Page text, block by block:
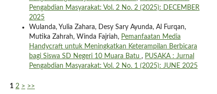
Pengabdian Masyarakat: Vol. 2 No. 2 (2025): DECEMBER
2025
Wulanda, Yulia Zahara, Desy Sary Ayunda, Al Furqan,
Mutika Zahrah, Winda Fajriah, Pemanfaatan Media
Handycraft untuk Meningkatkan Keterampilan Berbicara
bagi Siswa SD Negeri 10 Muara Batu , PUSAKA : Jurnal
Pengabdian Masyarakat: Vol. 2 No. 1 (2025): JUNE 2025
1 2 > >>